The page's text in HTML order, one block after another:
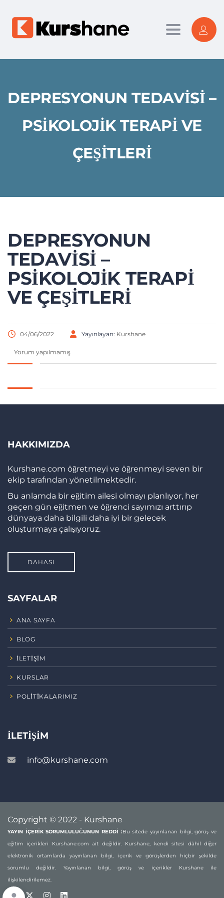
Toggle
DEPRESYONUN TEDAVISI –
PSIKOLOJIK TERAPI VE
ÇEŞITLERI
DEPRESYONUN
TEDAVISI –
PSIKOLOJIK TERAPI
VE ÇEŞITLERI
04/06/2022 Yayınlayan: Kurshane
Yorum yapılmamış
HAKKIMIZDA
Kurshane.com öğretmeyi ve öğrenmeyi seven bir
ekip tarafından yönetilmektedir.
Bu anlamda bir eğitim ailesi olmayı planlıyor, her
geçen gün eğitmen ve öğrenci sayımızı arttırıp
dünyaya daha bilgili daha iyi bir gelecek
oluşturmaya çalışıyoruz.
DAHASI
SAYFALAR
ANA SAYFA
BLOG
İLETIŞIM
KURSLAR
POLITIKALARIMIZ
İLETIŞIM
info@kurshane.com
Copyright © 2022 - Kurshane
YAYIN İÇERİK SORUMLULUĞUNUN REDDİ :Bu sitede yayınlanan bilgi, görüş ve
eğitim içerikleri Kurshane.com ait değildir. Kurshane, kendi sitesi dâhil diğer
elektronik ortamlarda yayınlanan bilgi, içerik ve görüşlerden hiçbir şekilde
sorumlu değildir. Yayınlanan bilgi, görüş ve içerikler Kurshane ile
ilişkilendirilemez.